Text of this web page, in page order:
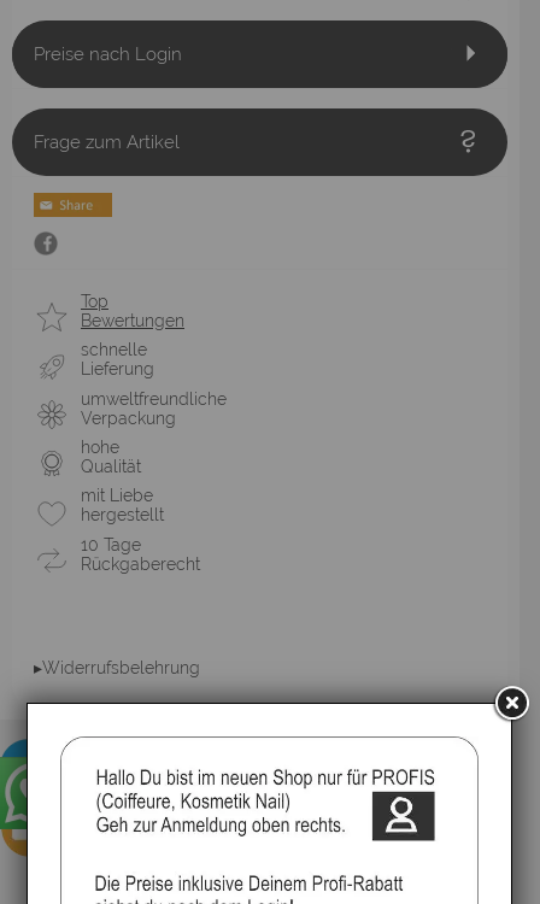
Preise nach Login
Frage zum Artikel
Top
Bewertungen
schnelle
Lieferung
umweltfreundliche
Verpackung
hohe
Qualität
mit Liebe
hergestellt
10 Tage
Rückgaberecht
▸Widerrufsbelehrung